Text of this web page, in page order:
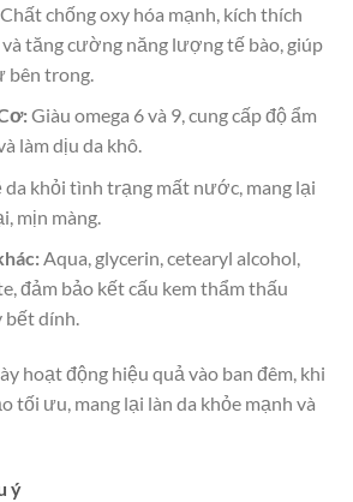
chống oxy hóa mạnh, kích thích
tăng cường năng lượng tế bào, giúp
bên trong.
Giàu omega 6 và 9, cung cấp độ ẩm
làm dịu da khô.
khỏi tình trạng mất nước, mang lại
mịn màng.
Aqua, glycerin, cetearyl alcohol,
đảm bảo kết cấu kem thẩm thấu
bết dính.
hoạt động hiệu quả vào ban đêm, khi
tối ưu, mang lại làn da khỏe mạnh và
ý